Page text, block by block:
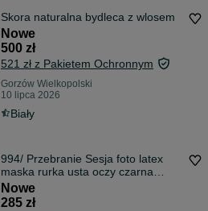
Skora naturalna bydleca z wlosem
Nowe
500 zł
521 zł z Pakietem Ochronnym
Gorzów Wielkopolski
10 lipca 2026
Biały
994/ Przebranie Sesja foto latex
maska rurka usta oczy czarna
lateks
Nowe
285 zł